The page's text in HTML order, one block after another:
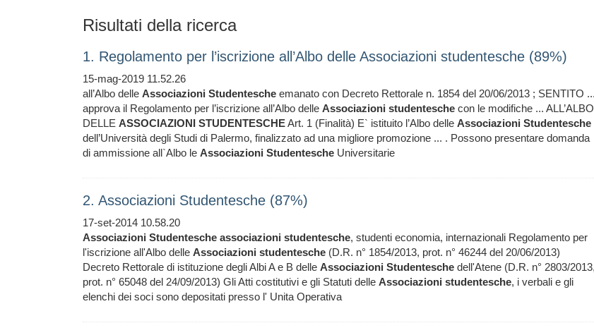
Risultati della ricerca
1. Regolamento per l’iscrizione all’Albo delle Associazioni studentesche (89%)
15-mag-2019 11.52.26
all’Albo delle Associazioni Studentesche emanato con Decreto Rettorale n. 1854 del 20/06/2013 ; SENTITO ...
approva il Regolamento per l’iscrizione all’Albo delle Associazioni studentesche con le modifiche ... ALL’ALBO
DELLE ASSOCIAZIONI STUDENTESCHEArt. 1 (Finalità) E` istituito l’Albo delle Associazioni Studentesche
dell’Università degli Studi di Palermo, finalizzato ad una migliore promozione ... . Possono presentare domanda
di ammissione all`Albo le Associazioni Studentesche Universitarie
2. Associazioni Studentesche (87%)
17-set-2014 10.58.20
Associazioni Studentesche associazioni studentesche, studenti economia, internazionali Regolamento per
l'iscrizione all'Albo delle Associazioni studentesche (D.R. n° 1854/2013, prot. n° 46244 del 20/06/2013)
Decreto Rettorale di istituzione degli Albi A e B delle Associazioni Studentesche dell'Atene (D.R. n° 2803/2013,
prot. n° 65048 del 24/09/2013) Gli Atti costitutivi e gli Statuti delle Associazioni studentesche, i verbali e gli
elenchi dei soci sono depositati presso l' Unita Operativa